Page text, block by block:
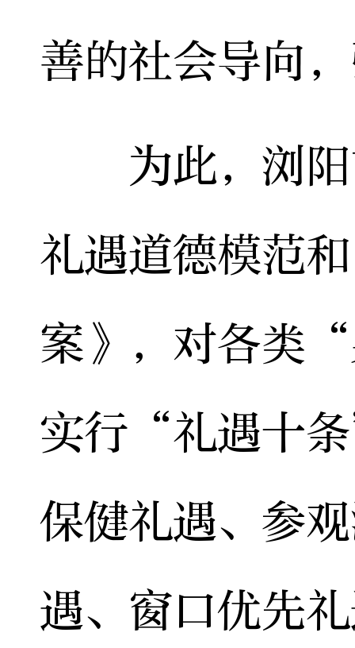
善的社会导向
为此，浏阳
礼遇道德模范
案》，对各类
实行“礼遇十
保健礼遇、参
遇、窗口优先